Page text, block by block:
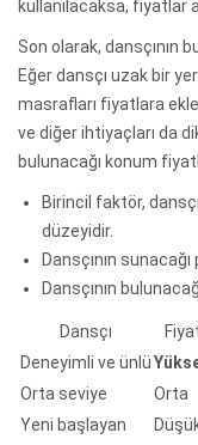
kullanılacaksa, fiyatlar
Son olarak, dansçının
Eğer dansçı uzak bir
masrafları fiyatlara
ve diğer ihtiyaçları da
bulunacağı konum
Birincil faktör,
düzeyidir.
Dansçının
Dansçının
Dansçı
Deneyimli ve ünlü
Orta seviye
Orta
Yeni başlayan